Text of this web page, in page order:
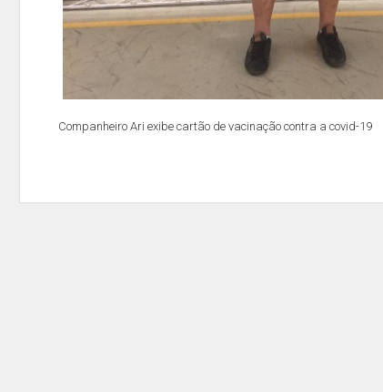
Companheiro Ari exibe cartão de vacinação contra a covid-19